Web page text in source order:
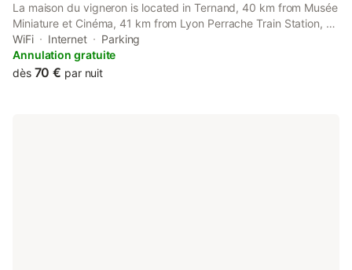
La maison du vigneron is located in Ternand, 40 km from Musée
Miniature et Cinéma, 41 km from Lyon Perrache Train Station, as
well as 41 km from Fourviere Roman Theatre. Featuring bicycle
parking, this property also provides guests with a picnic...
WiFi Internet
Parking
Annulation gratuite
dès 70 € par nuit